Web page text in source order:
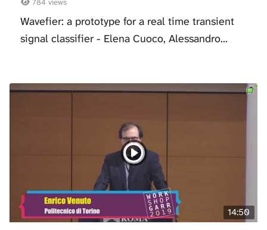
784 views
Wavefier: a prototype for a real time transient
signal classifier - Elena Cuoco, Alessandro...
14:50